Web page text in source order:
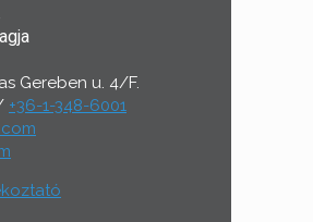
Gereben u. 4/F.
+36-1-348-6001